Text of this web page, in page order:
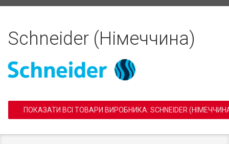
Schneider (Німеччина)
ПОКАЗАТИ ВСІ ТОВАРИ ВИРОБНИКА: SCHNEIDER